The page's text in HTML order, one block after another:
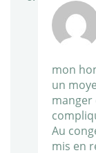
mon
un
manger
Au
mis en